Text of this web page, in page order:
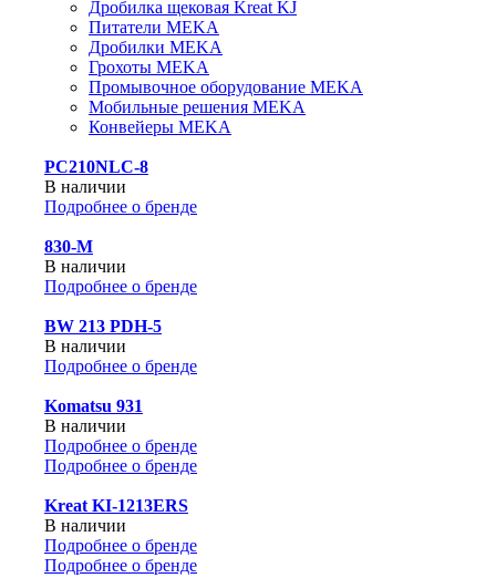
Дробилка щековая Kreat KJ
Питатели MEKA
Дробилки MEKA
Грохоты MEKA
Промывочное оборудование MEKA
Мобильные решения MEKA
Конвейеры MEKA
PC210NLC-8
В наличии
Подробнее о бренде
830-М
В наличии
Подробнее о бренде
BW 213 PDH-5
В наличии
Подробнее о бренде
Komatsu 931
В наличии
Подробнее о бренде
Подробнее о бренде
Kreat KI-1213ERS
В наличии
Подробнее о бренде
Подробнее о бренде